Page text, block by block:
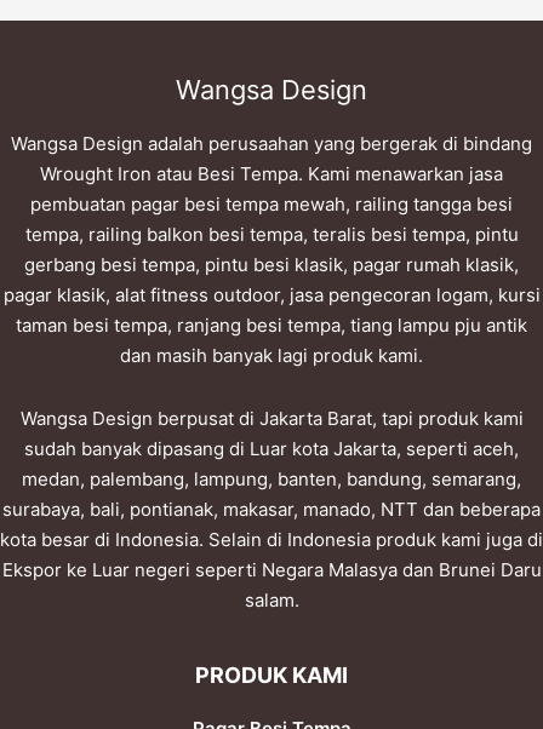
Wangsa Design
Wangsa Design adalah perusaahan yang bergerak di bindang
Wrought Iron atau Besi Tempa. Kami menawarkan jasa
pembuatan pagar besi tempa mewah, railing tangga besi
tempa, railing balkon besi tempa, teralis besi tempa, pintu
gerbang besi tempa, pintu besi klasik, pagar rumah klasik,
pagar klasik, alat fitness outdoor, jasa pengecoran logam, kursi
taman besi tempa, ranjang besi tempa, tiang lampu pju antik
dan masih banyak lagi produk kami.
Wangsa Design berpusat di Jakarta Barat, tapi produk kami
sudah banyak dipasang di Luar kota Jakarta, seperti aceh,
medan, palembang, lampung, banten, bandung, semarang,
surabaya, bali, pontianak, makasar, manado, NTT dan beberapa
kota besar di Indonesia. Selain di Indonesia produk kami juga di
Ekspor ke Luar negeri seperti Negara Malasya dan Brunei Daru
salam.
PRODUK KAMI